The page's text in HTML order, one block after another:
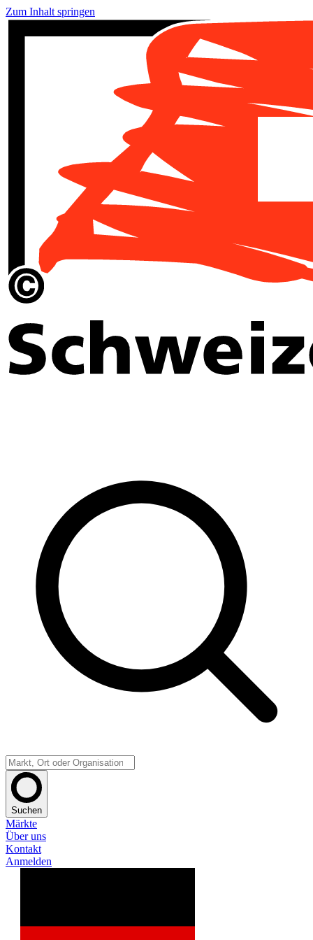
Zum Inhalt springen
Suchen
Märkte
Über uns
Kontakt
Anmelden